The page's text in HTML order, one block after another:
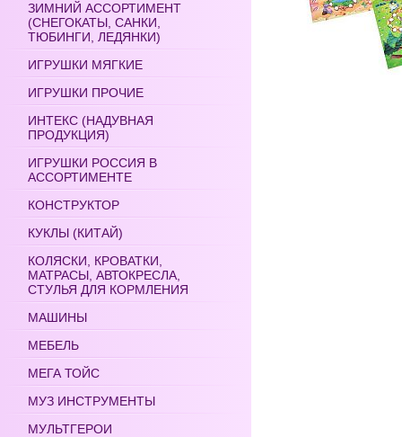
ЗИМНИЙ АССОРТИМЕНТ
(СНЕГОКАТЫ, САНКИ,
ТЮБИНГИ, ЛЕДЯНКИ)
ИГРУШКИ МЯГКИЕ
ИГРУШКИ ПРОЧИЕ
ИНТЕКС (НАДУВНАЯ
ПРОДУКЦИЯ)
ИГРУШКИ РОССИЯ В
АССОРТИМЕНТЕ
КОНСТРУКТОР
КУКЛЫ (КИТАЙ)
КОЛЯСКИ, КРОВАТКИ,
МАТРАСЫ, АВТОКРЕСЛА,
СТУЛЬЯ ДЛЯ КОРМЛЕНИЯ
МАШИНЫ
МЕБЕЛЬ
МЕГА ТОЙС
МУЗ ИНСТРУМЕНТЫ
МУЛЬТГЕРОИ